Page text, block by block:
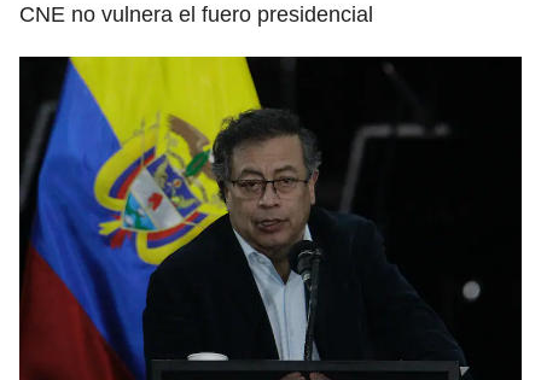
CNE no vulnera el fuero presidencial